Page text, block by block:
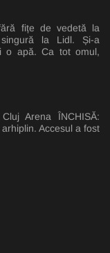
fițe de vedetă la
la Lidl. Și-a
o apă. Ca tot omul,
Arena ÎNCHISĂ:
Accesul a fost